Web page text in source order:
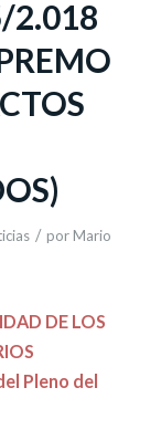
2.018
/ por Mario
DE LOS
Pleno del